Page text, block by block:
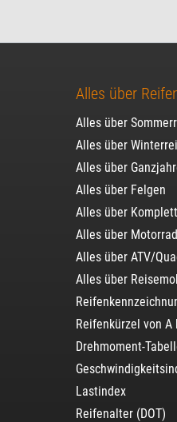
Alles über
Alles über
Alles über
Alles über
Alles über Felgen
Alles über
Alles über
Alles über ATV/
Alles über
Reifenkürzel von A
Drehmoment-
Lastindex
Reifenalter (DOT)